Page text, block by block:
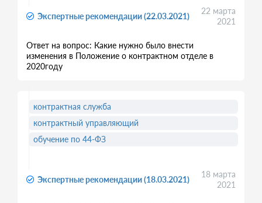
Экспертные рекомендации (22.03.2021)
22 марта
2021
Ответ на вопрос: Какие нужно было внести
изменения в Положение о контрактном отделе в
2020году
Экспертные рекомендации (18.03.2021)
18 марта
2021
контрактная служба
контрактный управляющий
обучение по 44-ФЗ